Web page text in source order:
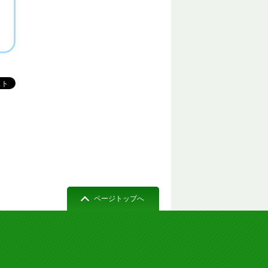
ページトップへ